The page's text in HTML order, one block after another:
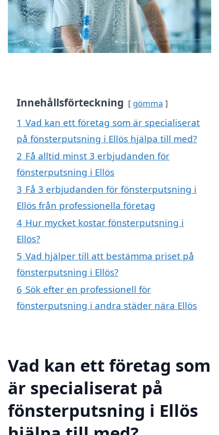
Innehållsförteckning gömma
1 Vad kan ett företag som är specialiserat
på fönsterputsning i Ellös hjälpa till med?
2 Få alltid minst 3 erbjudanden för
fönsterputsning i Ellös
3 Få 3 erbjudanden för fönsterputsning i
Ellös från professionella företag
4 Hur mycket kostar fönsterputsning i
Ellös?
5 Vad hjälper till att bestämma priset på
fönsterputsning i Ellös?
6 Sök efter en professionell för
fönsterputsning i andra städer nära Ellös
Vad kan ett företag som
är specialiserat på
fönsterputsning i Ellös